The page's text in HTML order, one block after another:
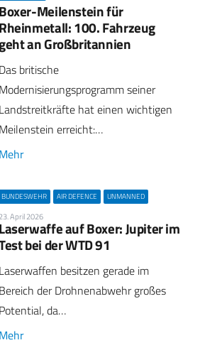
Boxer-Meilenstein für
Rheinmetall: 100. Fahrzeug
an Großbritannien
Das britische
Modernisierungsprogramm seiner
Landstreitkräfte hat einen wichtigen
Meilenstein erreicht:…
Mehr
BUNDESWEHR AIR DEFENCE UNMANNED
23. April 2026
Laserwaffe auf Boxer: Jupiter im
bei der WTD 91
Laserwaffen besitzen gerade im
Bereich der Drohnenabwehr großes
Potential, da…
Mehr